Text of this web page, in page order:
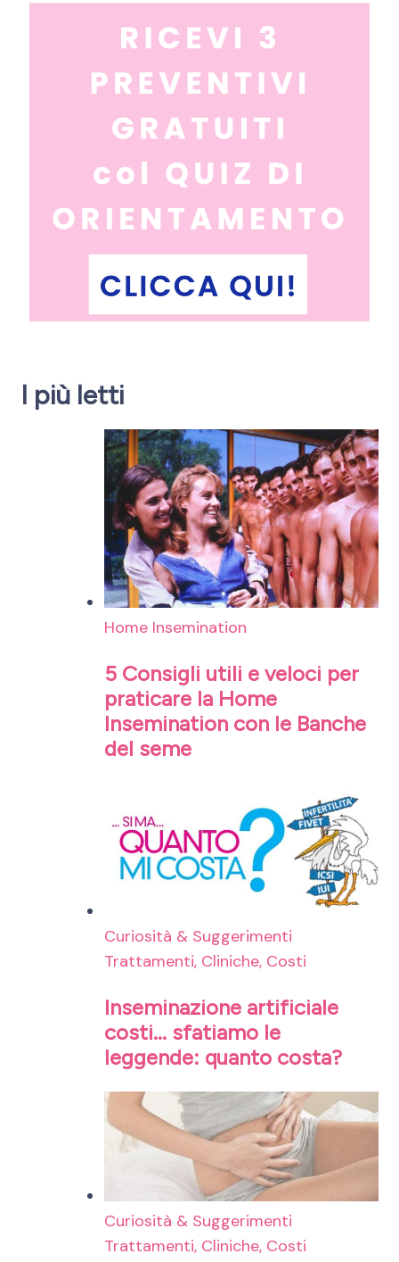
I più letti
Home Insemination
5 Consigli utili e veloci per
praticare la Home
Insemination con le Banche
del seme
Curiosità & Suggerimenti
Trattamenti, Cliniche, Costi
Inseminazione artificiale
costi… sfatiamo le
leggende: quanto costa?
Curiosità & Suggerimenti
Trattamenti, Cliniche, Costi